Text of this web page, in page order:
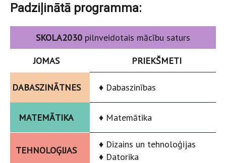
Padziļinātā programma:
SKOLA2030 pilnveidotais mācību saturs
JOMAS
PRIEKŠMETI
DABASZINĀTNES ♦ Dabaszinības
MATEMĀTIKA ♦ Matemātika
TEHNOLOĢIJAS
♦ Dizains un tehnoloģijas
♦ Datorika